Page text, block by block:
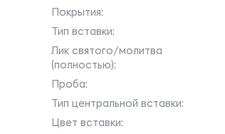
Покрытия:
Тип вставки:
Лик святого/молитва
(полностью):
Проба:
Тип центральной вставки:
Цвет вставки: